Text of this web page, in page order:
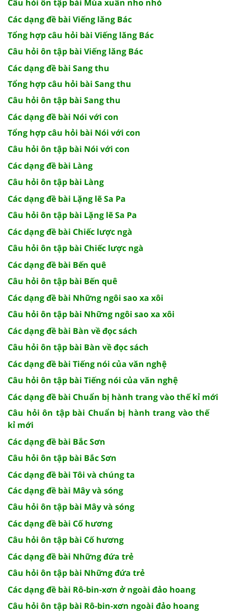
Câu hỏi ôn tập bài Mùa xuân nho nhỏ
Các dạng đề bài Viếng lăng Bác
Tổng hợp câu hỏi bài Viếng lăng Bác
Câu hỏi ôn tập bài Viếng lăng Bác
Các dạng đề bài Sang thu
Tổng hợp câu hỏi bài Sang thu
Câu hỏi ôn tập bài Sang thu
Các dạng đề bài Nói với con
Tổng hợp câu hỏi bài Nói với con
Câu hỏi ôn tập bài Nói với con
Các dạng đề bài Làng
Câu hỏi ôn tập bài Làng
Các dạng đề bài Lặng lẽ Sa Pa
Câu hỏi ôn tập bài Lặng lẽ Sa Pa
Các dạng đề bài Chiếc lược ngà
Câu hỏi ôn tập bài Chiếc lược ngà
Các dạng đề bài Bến quê
Câu hỏi ôn tập bài Bến quê
Các dạng đề bài Những ngôi sao xa xôi
Câu hỏi ôn tập bài Những ngôi sao xa xôi
Các dạng đề bài Bàn về đọc sách
Câu hỏi ôn tập bài Bàn về đọc sách
Các dạng đề bài Tiếng nói của văn nghệ
Câu hỏi ôn tập bài Tiếng nói của văn nghệ
Các dạng đề bài Chuẩn bị hành trang vào thế kỉ mới
Câu hỏi ôn tập bài Chuẩn bị hành trang vào thế
kỉ mới
Các dạng đề bài Bắc Sơn
Câu hỏi ôn tập bài Bắc Sơn
Các dạng đề bài Tôi và chúng ta
Các dạng đề bài Mây và sóng
Câu hỏi ôn tập bài Mây và sóng
Các dạng đề bài Cố hương
Câu hỏi ôn tập bài Cố hương
Các dạng đề bài Những đứa trẻ
Câu hỏi ôn tập bài Những đứa trẻ
Các dạng đề bài Rô-bin-xơn ở ngoài đảo hoang
Câu hỏi ôn tập bài Rô-bin-xơn ngoài đảo hoang